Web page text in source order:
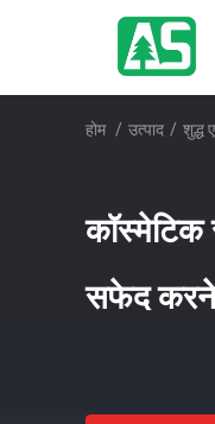
होम / उत्पाद / शुद्ध
सफेद करने